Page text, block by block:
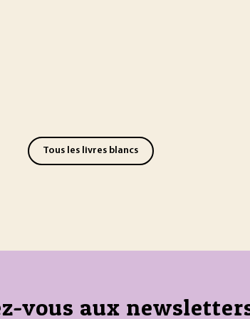
Tous les livres blancs
vous aux